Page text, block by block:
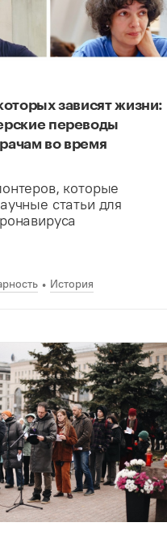
зависят жизни:
переводы
во время
которые
статьи для
История